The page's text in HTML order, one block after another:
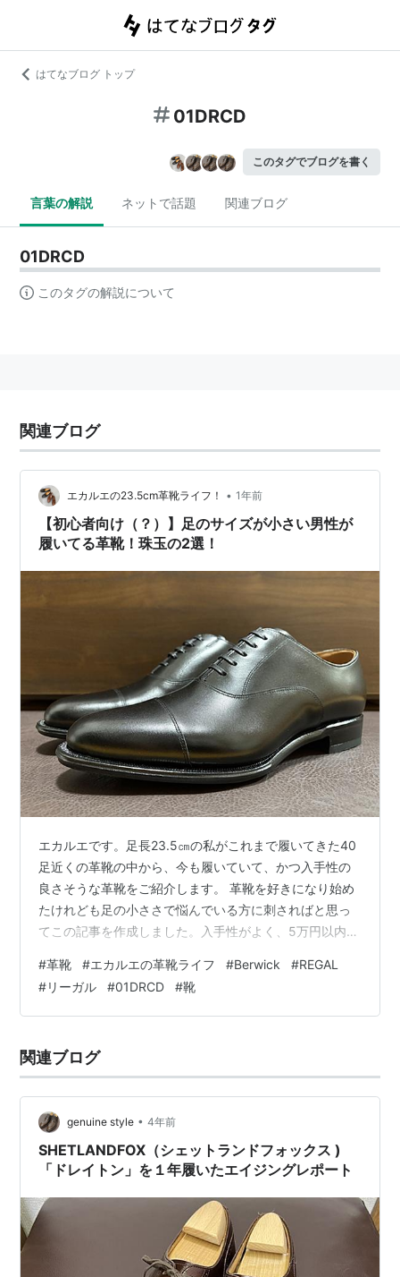
はてなブログ トップ
01DRCD
このタグでブログを書く
言葉の解説 ネットで話題 関連ブログ
01DRCD
このタグの解説について
関連ブログ
エカルエの23.5cm革靴ライフ！ • 1年前
【初心者向け（？）】足のサイズが小さい男性が
履いてる革靴！珠玉の2選！
エカルエです。足長23.5㎝の私がこれまで履いてきた40
足近くの革靴の中から、今も履いていて、かつ入手性の
良さそうな革靴をご紹介します。 革靴を好きになり始め
たけれども足の小ささで悩んでいる方に刺さればと思っ
てこの記事を作成しました。入手性がよく、5万円以内の
こういう記事って3選とか5選ですよね。でも今まで履い
た靴の中から入手性が良く、高すぎず、かつ今も手元に
残っているのってこの2足しかなかったんです。 しかも1
選です。量より質ということでご容赦ください。
Berwick1707 5223 …
#革靴 #エカルエの革靴ライフ #Berwick #REGAL
#リーガル #01DRCD #靴
関連ブログ
genuine style • 4年前
SHETLANDFOX（シェットランドフォックス )
「ドレイトン」を１年履いたエイジングレポート